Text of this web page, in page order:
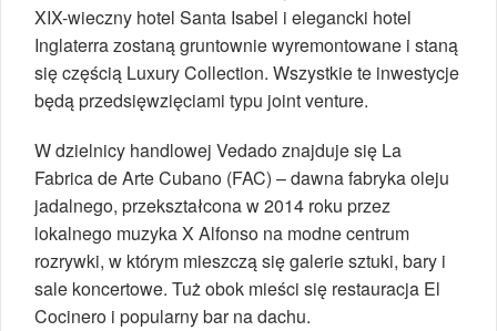
XIX-wieczny hotel Santa Isabel i elegancki hotel
Inglaterra zostaną gruntownie wyremontowane i staną
się częścią Luxury Collection. Wszystkie te inwestycje
będą przedsięwzięciami typu joint venture.
W dzielnicy handlowej Vedado znajduje się La
Fabrica de Arte Cubano (FAC) – dawna fabryka oleju
jadalnego, przekształcona w 2014 roku przez
lokalnego muzyka X Alfonso na modne centrum
rozrywki, w którym mieszczą się galerie sztuki, bary i
sale koncertowe. Tuż obok mieści się restauracja El
Cocinero i popularny bar na dachu.